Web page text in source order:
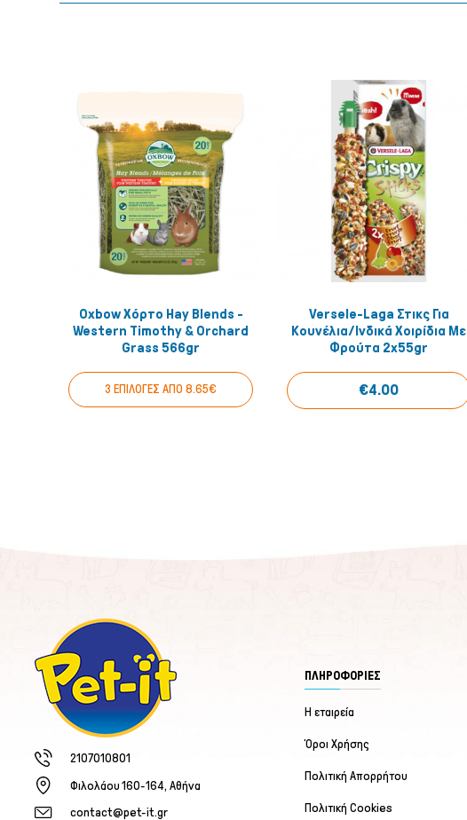
Quick View
Oxbow Χόρτο Hay Blends -
Western Timothy & Orchard
Grass 566gr
3 ΕΠΙΛΟΓΕΣ ΑΠΟ 8.65€
Quick View
Versele-Laga Στικς Για
Κουνέλια/Ινδικά Χοιρίδια Με
Φρούτα 2x55gr
€4.00
2107010801
Φιλολάου 160-164, Αθήνα
contact@pet-it.gr
ΠΛΗΡΟΦΟΡΙΕΣ
Η εταιρεία
Όροι Χρήσης
Πολιτική Απορρήτου
Πολιτική Cookies